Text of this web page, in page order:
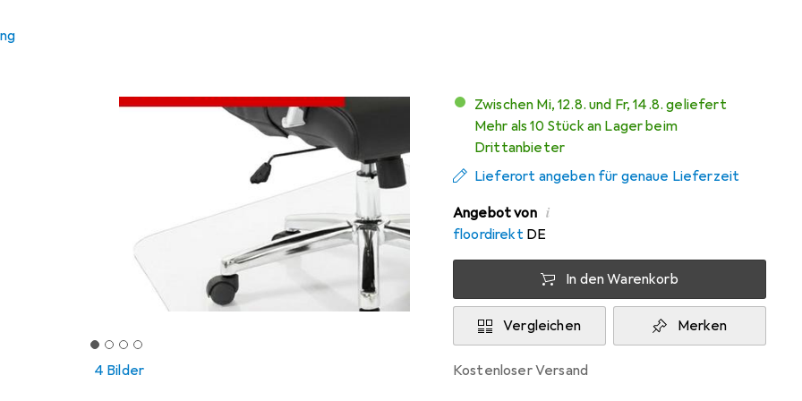
4 Bilder
Zwischen Mi, 12.8. und Fr, 14.8. geliefert
Mehr als 10 Stück an Lager beim
Drittanbieter
Lieferort angeben für genaue Lieferzeit
Angebot von i
floordirekt DE
In den Warenkorb
Vergleichen Merken
kostenloser Versand